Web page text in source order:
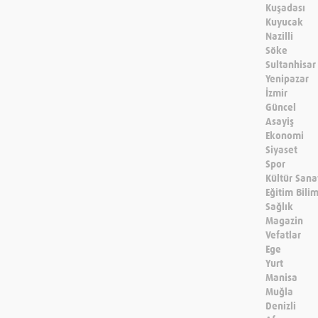
Kuşadası
Kuyucak
Nazilli
Söke
Sultanhisar
Yenipazar
İzmir
Güncel
Asayiş
Ekonomi
Siyaset
Spor
Kültür
Eğitim
Sağlık
Magazin
Vefatlar
Ege
Yurt
Manisa
Muğla
Denizli